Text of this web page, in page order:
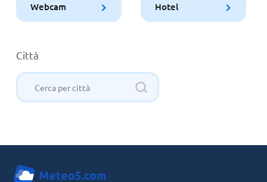
Webcam Hotel
Città